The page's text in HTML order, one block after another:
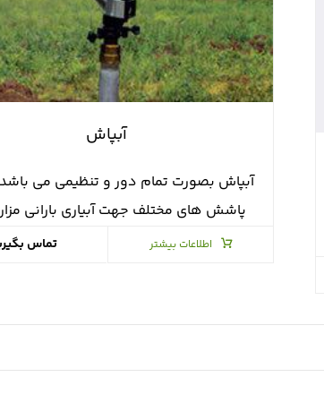
آبپاش
آبپاش بصورت تمام دور و تنظيمي مي
پاشش هاي مختلف جهت آبياري باراني
تماس اطلاعات بیشتر